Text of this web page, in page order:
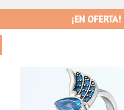
¡EN OFERTA!